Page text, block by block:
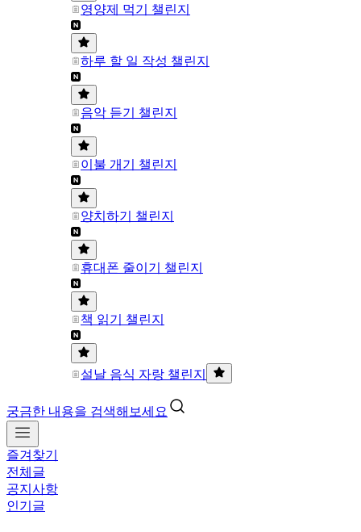
영양제 먹기 챌린지
하루 할 일 작성 챌린지
음악 듣기 챌린지
이불 개기 챌린지
양치하기 챌린지
휴대폰 줄이기 챌린지
책 읽기 챌린지
설날 음식 자랑 챌린지
궁금한 내용을 검색해보세요
즐겨찾기
전체글
공지사항
인기글